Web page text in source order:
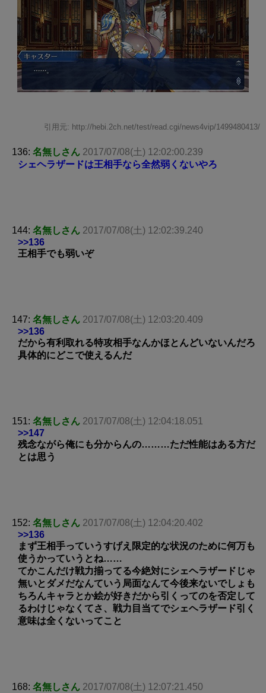
引用元: http://hebi.2ch.net/test/read.cgi/news4vip/1499480413/
136: 名無しさん 2017/07/08(土) 12:02:00.239
シェヘラザードは王相手なら全然弱くないやろ
144: 名無しさん 2017/07/08(土) 12:02:39.240
>>136
王相手でも弱いぞ
147: 名無しさん 2017/07/08(土) 12:03:20.409
>>136
だから有利取れる特攻相手なんかほとんどいないんだろ
具体的にどこで使えるんだ
151: 名無しさん 2017/07/08(土) 12:04:18.051
>>147
残念ながら俺にも分からんの………ただ性能はある方だ
とは思う
152: 名無しさん 2017/07/08(土) 12:04:20.402
>>136
まず王相手っていうすげえ限定的な状況のために何万も
使うかっていうとね……
てかこんだけ戦力揃ってる今絶対にシェヘラザードじゃ
無いとダメだなんていう局面なんて今後来ないでしょも
ちろんキャラとか絵が好きだから引くってのを否定して
るわけじゃなくてさ、戦力目当てでシェヘラザード引く
意味は全くないってこと
168: 名無しさん 2017/07/08(土) 12:07:21.450